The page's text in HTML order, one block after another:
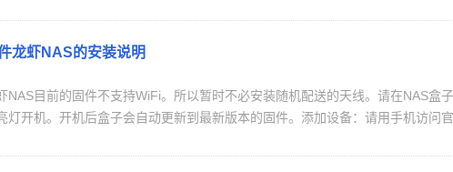
龙虾NAS的安装说明
NAS目前的固件不支持WiFi。所以暂时不必安装随机配送的天线。请在NAS盒
灯开机。开机后盒子会自动更新到最新版本的固件。添加设备：请用手机访问